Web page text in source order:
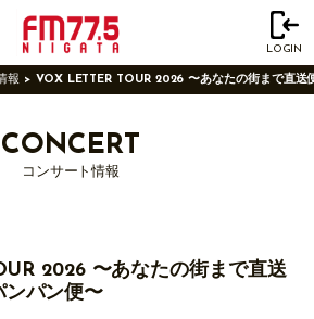
LOGIN
報 VOX LETTER TOUR 2026 〜あなたの街まで直送
CONCERT
コンサート情報
2026 〜あなたの街まで直送
ンパン便〜